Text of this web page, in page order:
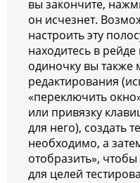
вы закончите,
он исчезнет.
настроить эту
находитесь в
одиночку вы также
редактирования
«переключить
или привязку
для него), создать
необходимо, а
отобразить»,
для целей